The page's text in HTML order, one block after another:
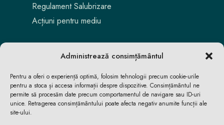
Administrează consimțământul
Pentru a oferi o experiență optimă, folosim tehnologii precum cookie-urile
pentru a stoca și accesa informații despre dispozitive. Consimțământul ne
permite să procesăm date precum comportamentul de navigare sau ID-uri
unice. Retragerea consimțământului poate afecta negativ anumite funcții ale
site-ului.
Regulament Salubrizare
Acțiuni pentru mediu